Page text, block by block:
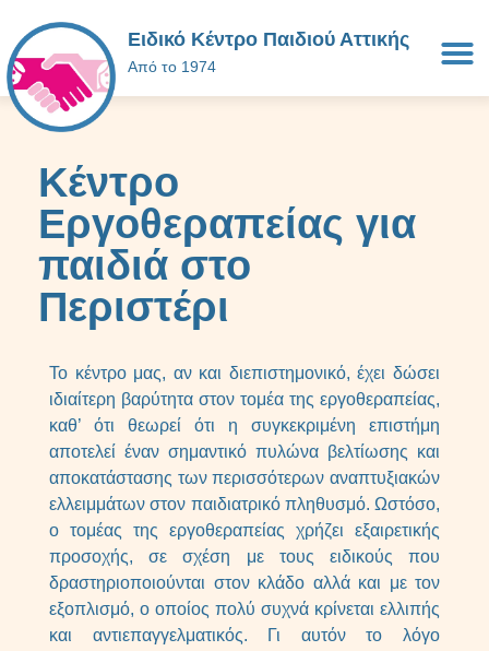
Ειδικό Κέντρο Παιδιού Αττικής
Από το 1974
Κέντρο
Εργοθεραπείας για
παιδιά στο
Περιστέρι
Το κέντρο μας, αν και διεπιστημονικό, έχει δώσει
ιδιαίτερη βαρύτητα στον τομέα της εργοθεραπείας,
καθ’ ότι θεωρεί ότι η συγκεκριμένη επιστήμη
αποτελεί έναν σημαντικό πυλώνα βελτίωσης και
αποκατάστασης των περισσότερων αναπτυξιακών
ελλειμμάτων στον παιδιατρικό πληθυσμό. Ωστόσο,
ο τομέας της εργοθεραπείας χρήζει εξαιρετικής
προσοχής, σε σχέση με τους ειδικούς που
δραστηριοποιούνται στον κλάδο αλλά και με τον
εξοπλισμό, ο οποίος πολύ συχνά κρίνεται ελλιπής
και αντιεπαγγελματικός. Γι αυτόν το λόγο